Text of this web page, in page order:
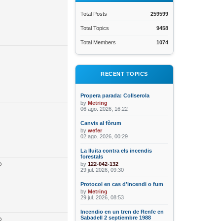
Total Posts 259599
Total Topics 9458
Total Members 1074
RECENT TOPICS
Propera parada: Collserola
by Metring
06 ago. 2026, 16:22
Canvis al fòrum
by wefer
02 ago. 2026, 00:29
La lluita contra els incendis
forestals
by 122-042-132
29 jul. 2026, 09:30
Protocol en cas d'incendi o fum
by Metring
29 jul. 2026, 08:53
Incendio en un tren de Renfe en
Sabadell 2 septiembre 1988